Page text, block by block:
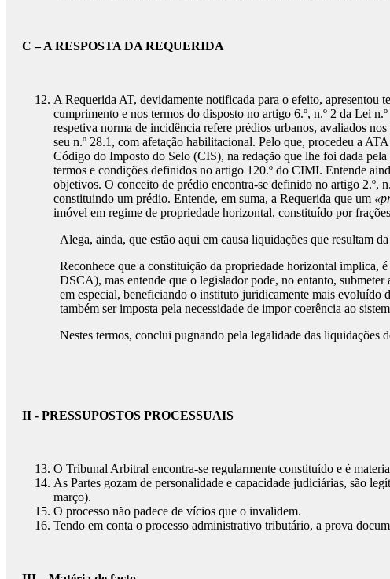
C – A RESPOSTA DA REQUERIDA
A Requerida AT, devidamente notificada para o efeito, apresentou
cumprimento e nos termos do disposto no artigo 6.º, n.º 2 da Lei
respetiva norma de incidência refere prédios urbanos, avaliados
seu n.º 28.1, com afetação habilitacional. Pelo que, procedeu a
Código do Imposto do Selo (CIS), na redação que lhe foi dada
termos e condições definidos no artigo 120.º do CIMI. Entende
objetivos. O conceito de prédio encontra-se definido no artigo 2.º,
constituindo um prédio. Entende, em suma, a Requerida que um
imóvel em regime de propriedade horizontal, constituído por
Alega, ainda, que estão aqui em causa liquidações que resultam
Reconhece que a constituição da propriedade horizontal implica,
DSCA), mas entende que o legislador pode, no entanto,
em especial, beneficiando o instituto juridicamente mais evoluído
também ser imposta pela necessidade de impor coerência ao
Nestes termos, conclui pugnando pela legalidade das liquidações
II - PRESSUPOSTOS PROCESSUAIS
O Tribunal Arbitral encontra-se regularmente constituído e é
As Partes gozam de personalidade e capacidade judiciárias, são
março).
O processo não padece de vícios que o invalidem.
Tendo em conta o processo administrativo tributário, a prova